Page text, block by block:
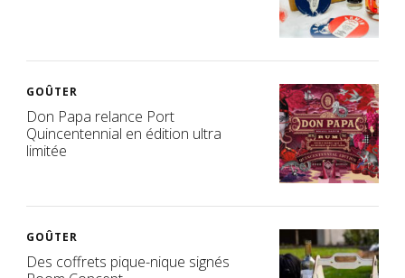
GOÛTER
Don Papa relance Port
Quincentennial en édition ultra
limitée
GOÛTER
Des coffrets pique-nique signés